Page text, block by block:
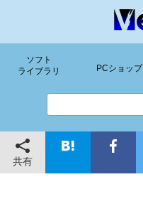
ソフト
ライブラリ
PCショップ
共有